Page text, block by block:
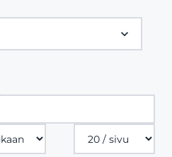
Tuotteita
sivulla